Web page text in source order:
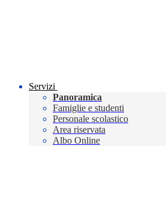
Servizi
Panoramica
Famiglie e studenti
Personale scolastico
Area riservata
Albo Online